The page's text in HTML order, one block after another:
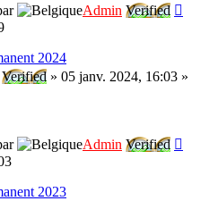
Admin Verified
2024
Verified » 05 janv. 2024, 16:03 »
Admin Verified
2023